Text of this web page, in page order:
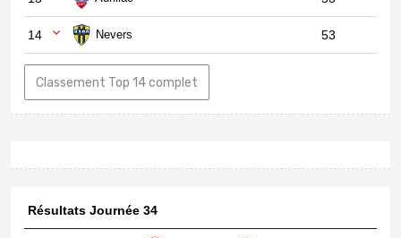
14 Nevers 53
Classement Top 14 complet
Résultats Journée 34